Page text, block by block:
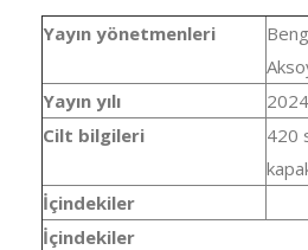
Yayın yönetmenleri
Yayın yılı
Cilt bilgileri
420
İçindekiler
İçindekiler